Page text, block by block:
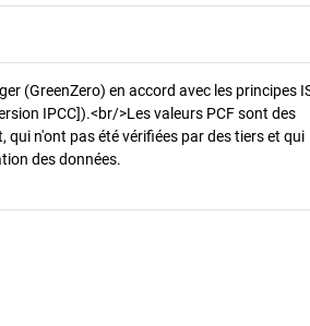
(GreenZero) en accord avec les principes
IPCC]).<br/>Les valeurs PCF sont des
n'ont pas été vérifiées par des tiers et qui
des données.